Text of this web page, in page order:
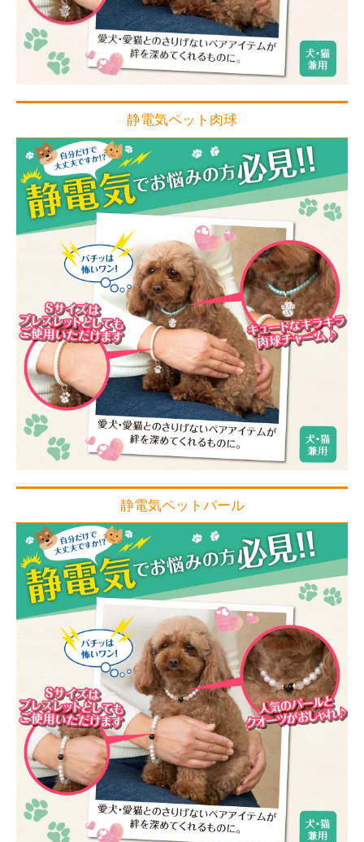
静電気ペット肉球
静電気ペットパール